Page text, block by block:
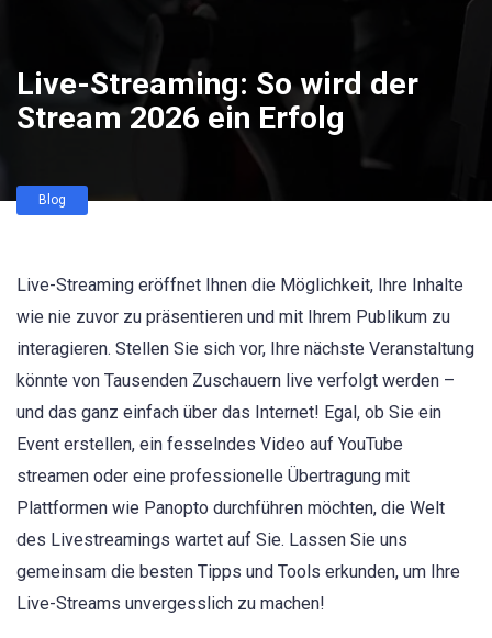
Live-Streaming: So wird der
Stream 2026 ein Erfolg
Blog
Live-Streaming eröffnet Ihnen die Möglichkeit, Ihre Inhalte
wie nie zuvor zu präsentieren und mit Ihrem Publikum zu
interagieren. Stellen Sie sich vor, Ihre nächste Veranstaltung
könnte von Tausenden Zuschauern live verfolgt werden –
und das ganz einfach über das Internet! Egal, ob Sie ein
Event erstellen, ein fesselndes Video auf YouTube
streamen oder eine professionelle Übertragung mit
Plattformen wie Panopto durchführen möchten, die Welt
des Livestreamings wartet auf Sie. Lassen Sie uns
gemeinsam die besten Tipps und Tools erkunden, um Ihre
Live-Streams unvergesslich zu machen!